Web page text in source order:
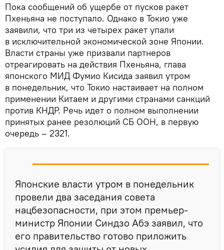
Пока сообщений об ущербе от пусков ракет
Пхеньяна не поступало. Однако в Токио уже
заявили, что три из четырех ракет упали
в исключительной экономической зоне Японии.
Власти страны уже призвали партнеров
отреагировать на действия Пхеньяна, глава
японского МИД Фумио Кисида заявил утром
в понедельник, что Токио настаивает на полном
применении Китаем и другими странами санкций
против КНДР. Речь идет о полном выполнении
принятых ранее резолюций СБ ООН, в первую
очередь – 2321.
Японские власти утром в понедельник
провели два заседания совета
нацбезопасности, при этом премьер-
министр Японии Синдзо Абэ заявил, что
его правительство готово приложить